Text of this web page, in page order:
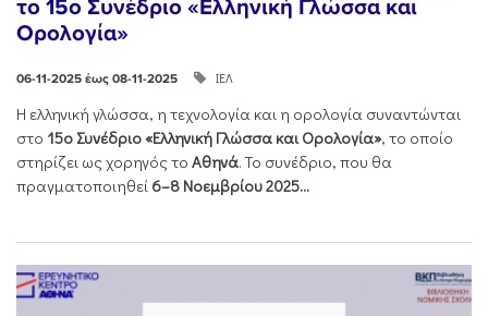
το 15ο Συνέδριο «Ελληνική Γλώσσα και
Ορολογία»
06-11-2025 έως 08-11-2025 ΙΕΛ
Η ελληνική γλώσσα, η τεχνολογία και η ορολογία συναντώνται
στο 15ο Συνέδριο «Ελληνική Γλώσσα και Ορολογία», το οποίο
στηρίζει ως χορηγός το Αθηνά. Το συνέδριο, που θα
πραγματοποιηθεί 6–8 Νοεμβρίου 2025...